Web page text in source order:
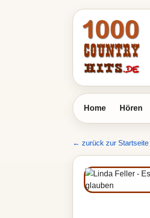
Home Hören
← zurück zur Startseite